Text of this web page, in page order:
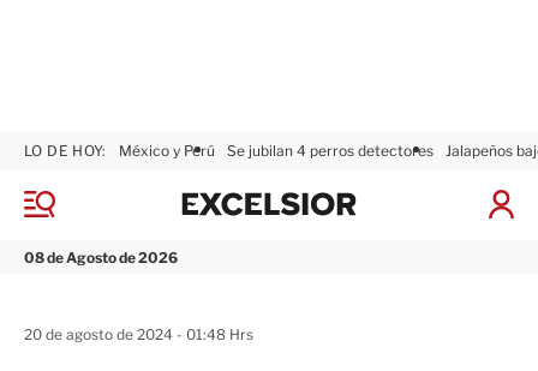
M
n
08 de Agosto de 2026
LO DE HOY: México y Perú Se jubilan 4 perros detectores Jalapeños
I
x
20 de agosto de 2024 - 01:48 Hrs